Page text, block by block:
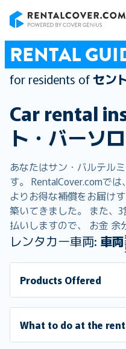
RENTAL
for residents ofセン
Car rental
ト・バーソ
あなたはサン・バルテル
す。 RentalCover.comで
よりお得な補償をお届け
築いてきました。 また、
払いしますので、 お金 余
レンタカー車両: 車両
Products Offered
What to do at the